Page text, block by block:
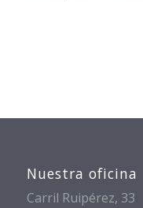
Nuestra oficina
Carril Ruipérez, 33